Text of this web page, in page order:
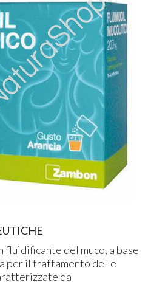
fluidificante del muco, a base
per il trattamento delle
da